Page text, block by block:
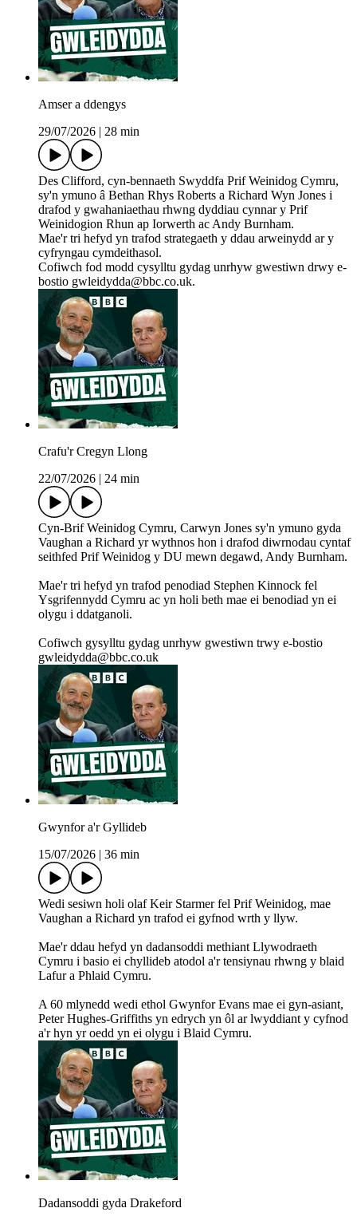
Amser a ddengys
29/07/2026
28 min
Des Clifford, cyn-bennaeth Swyddfa Prif Weinidog Cymru,
sy'n ymuno â Bethan Rhys Roberts a Richard Wyn Jones i
drafod y gwahaniaethau rhwng dyddiau cynnar y Prif
Weinidogion Rhun ap Iorwerth ac Andy Burnham.
Mae'r tri hefyd yn trafod strategaeth y ddau arweinydd ar y
cyfryngau cymdeithasol.
Cofiwch fod modd cysylltu gydag unrhyw gwestiwn drwy e-
bostio gwleidydda@bbc.co.uk.
Crafu'r Cregyn Llong
22/07/2026
24 min
Cyn-Brif Weinidog Cymru, Carwyn Jones sy'n ymuno gyda
Vaughan a Richard yr wythnos hon i drafod diwrnodau cyntaf
seithfed Prif Weinidog y DU mewn degawd, Andy Burnham.
Mae'r tri hefyd yn trafod penodiad Stephen Kinnock fel
Ysgrifennydd Cymru ac yn holi beth mae ei benodiad yn ei
olygu i ddatganoli.
Cofiwch gysylltu gydag unrhyw gwestiwn trwy e-bostio
gwleidydda@bbc.co.uk
Gwynfor a'r Gyllideb
15/07/2026
36 min
Wedi sesiwn holi olaf Keir Starmer fel Prif Weinidog, mae
Vaughan a Richard yn trafod ei gyfnod wrth y llyw.
Mae'r ddau hefyd yn dadansoddi methiant Llywodraeth
Cymru i basio ei chyllideb atodol a'r tensiynau rhwng y blaid
Lafur a Phlaid Cymru.
A 60 mlynedd wedi ethol Gwynfor Evans mae ei gyn-asiant,
Peter Hughes-Griffiths yn edrych yn ôl ar lwyddiant y cyfnod
a'r hyn yr oedd yn ei olygu i Blaid Cymru.
Dadansoddi gyda Drakeford